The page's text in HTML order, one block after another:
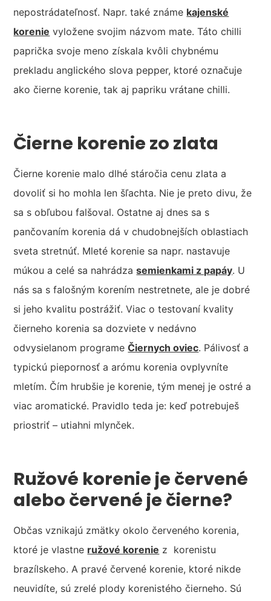
nepostrádateľnosť. Napr. také známe kajenské
korenie vyložene svojim názvom mate. Táto chilli
paprička svoje meno získala kvôli chybnému
prekladu anglického slova pepper, ktoré označuje
ako čierne korenie, tak aj papriku vrátane chilli.
Čierne korenie zo zlata
Čierne korenie malo dlhé stáročia cenu zlata a
dovoliť si ho mohla len šľachta. Nie je preto divu, že
sa s obľubou falšoval. Ostatne aj dnes sa s
pančovaním korenia dá v chudobnejších oblastiach
sveta stretnúť. Mleté korenie sa napr. nastavuje
múkou a celé sa nahrádzasemienkami z papáy. U
nás sa s falošným korením nestretnete, ale je dobré
si jeho kvalitu postrážiť. Viac o testovaní kvality
čierneho korenia sa dozviete v nedávno
odvysielanom programeČiernych oviec. Pálivosť a
typickú piepornosť a arómu korenia ovplyvníte
mletím. Čím hrubšie je korenie, tým menej je ostré a
viac aromatické. Pravidlo teda je: keď potrebuješ
priostriť – utiahni mlynček.
Ružové korenie je červené
alebo červené je čierne?
Občas vznikajú zmätky okolo červeného korenia,
ktoré je vlastne ružové korenie z korenistu
brazílskeho. A pravé červené korenie, ktoré nikde
neuvidíte, sú zrelé plody korenistého čierneho. Sú